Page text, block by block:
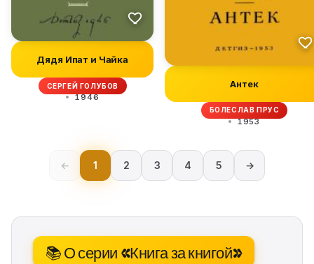
Дядя Ипат и Чайка
СЕРГЕЙ ГОЛУБОВ
1946
Антек
БОЛЕСЛАВ ПРУС
1953
← 1 2 3 4 5 →
📚 О серии «Книга за книгой»